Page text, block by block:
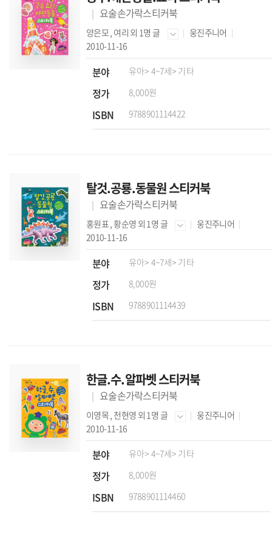
요술손가락스티커북
양은모, 여리 외 1명 글
웅진주니어
2010-11-16
분야 유아> 4~7세> 기타
정가 8,000원
ISBN 9788901114422
탈것.공룡.동물원 스티커북
요술손가락스티커북
홍원표,황순영 외 1명 글
웅진주니어
2010-11-16
분야 유아> 4~7세> 기타
정가 8,000원
ISBN 9788901114439
한글.수.알파벳 스티커북
요술손가락스티커북
이영목, 천현영 외 1명 글
웅진주니어
2010-11-16
분야 유아> 4~7세> 기타
정가 8,000원
ISBN 9788901114460